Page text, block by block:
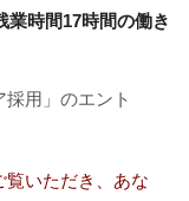
業時間17時間の働き
用」のエント
覧いただき、あな